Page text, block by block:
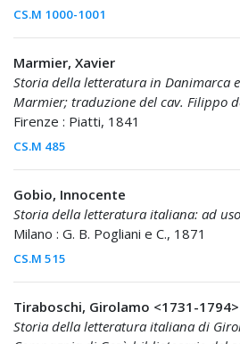
CS.M 1000-1001
Marmier, Xavier
Storia della letteratura in Danimarca
Marmier; traduzione del cav. Filippo
Firenze : Piatti, 1841
CS.M 485
Gobio, Innocente
Storia della letteratura italiana: ad
Milano : G. B. Pogliani e C., 1871
CS.M 515
Tiraboschi, Girolamo <1731-1794>
Storia della letteratura italiana di